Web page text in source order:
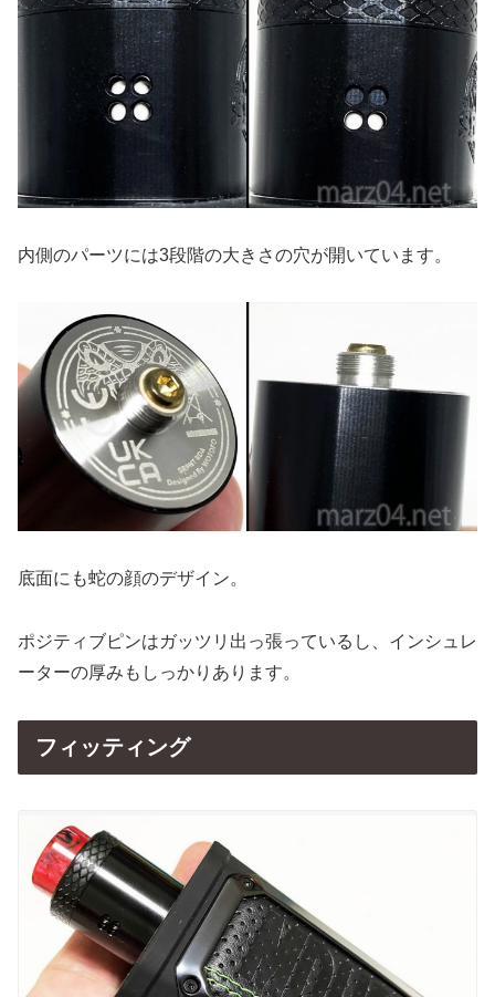
内側のパーツには3段階の大きさの穴が開いています。
底面にも蛇の顔のデザイン。
ポジティブピンはガッツリ出っ張っているし、インシュレ
ーターの厚みもしっかりあります。
フィッティング